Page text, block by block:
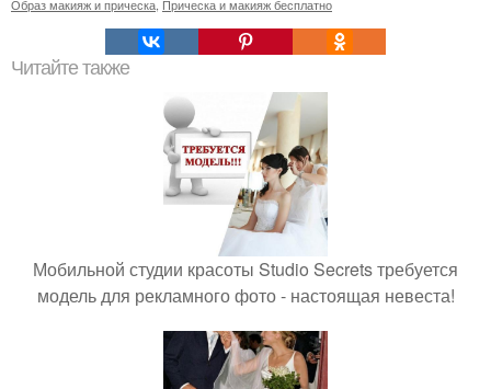
Образ макияж и прическа, Прическа и макияж бесплатно
Читайте также
Мобильной студии красоты Studio Secrets требуется
модель для рекламного фото - настоящая невеста!